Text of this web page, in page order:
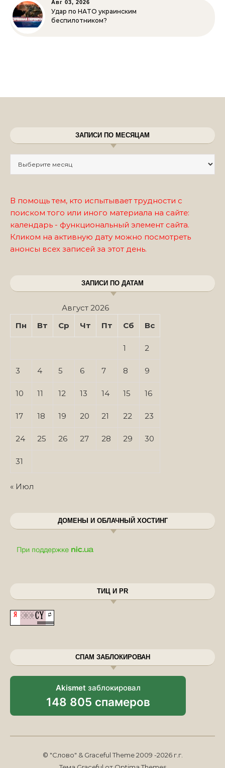
Авг 03, 2026
Удар по НАТО украинским
беспилотником?
ЗАПИСИ ПО МЕСЯЦАМ
В помощь тем, кто испытывает трудности с
поиском того или иного материала на сайте:
календарь - функциональный элемент сайта.
Кликом на активную дату можно посмотреть
анонсы всех записей за этот день.
ЗАПИСИ ПО ДАТАМ
Август 2026
Пн
Вт Ср Чт Пт Сб Вс
1 2
3 4 5 6 7 8 9
10 11 12 13 14 15 16
17 18 19 20 21 22 23
24 25 26 27 28 29 30
31
« Июл
ДОМЕНЫ И ОБЛАЧНЫЙ ХОСТИНГ
ТИЦ И PR
СПАМ ЗАБЛОКИРОВАН
Akismet заблокировал
148 805 спамеров
© "Слово" & Graceful Theme 2009 -2026 г.г.